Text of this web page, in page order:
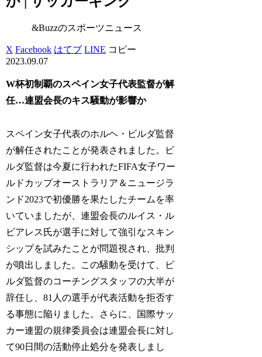
&Buzzのスポーツニュース
X Facebook はてブ LINE コピー
2023.09.07
W杯初制覇のスペイン女子代表監督が解
任…連盟会長のキス騒動が影響か
スペイン女子代表のホルヘ・ビルダ監督
が解任されたことが発表されました。ビ
ルダ監督は今夏に行われたFIFA女子ワー
ルドカップオーストラリア＆ニュージラ
ンド2023で初優勝を果たしたチームを率
いていましたが、連盟会長のルイス・ル
ビアレス氏が選手に対して強引なスキン
シップを試みたことが問題視され、批判
が噴出しました。この騒動を受けて、ビ
ルダ監督のコーチングスタッフの大半が
辞任し、81人の選手が代表活動を拒否す
る事態に陥りました。さらに、国際サッ
カー連盟の規律委員会は連盟会長に対し
て90日間の活動停止処分を発表しまし